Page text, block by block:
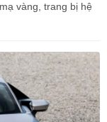
vàng, trang bị hệ